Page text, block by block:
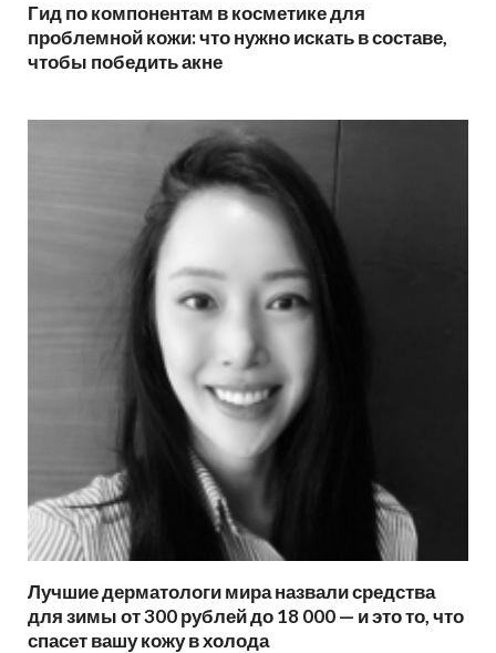
Гид по компонентам в косметике для
проблемной кожи: что нужно искать в составе,
чтобы победить акне
Лучшие дерматологи мира назвали средства
для зимы от 300 рублей до 18 000 — и это то, что
спасет вашу кожу в холода